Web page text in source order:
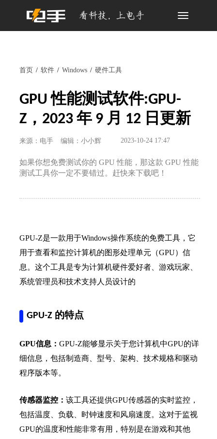
Toggle
首页 软件 Windows 硬件工具
GPU 性能测试软件:GPU-
Z，2023 年 9 月 12 日更新
来源：电手 编辑：小小辉 2023-10-24 17:47
如果你想免费测试你的 GPU 性能，那这款 GPU 性能
测试工具你一定不要错过。赶快来下载吧！
GPU-Z是一款用于Windows操作系统的免费工具，它
用于查看和监控计算机的图形处理单元（GPU）信
息。这个工具是专为计算机硬件爱好者、游戏玩家、
系统管理员和技术支持人员设计的
GPU-Z 的特点
GPU信息： GPU-Z能够显示关于您计算机中GPU的详
细信息，包括制造商、型号、架构、技术规格和驱动
程序版本等。
传感器监控： 该工具还提供GPU传感器的实时监控，
包括温度、负载、时钟速度和风扇速度。这对于监视
GPU的温度和性能非常有用，特别是在游戏和其他